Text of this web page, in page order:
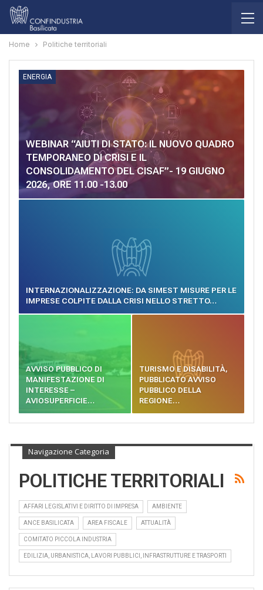
Home Politiche territoriali
ENERGIA
WEBINAR “AIUTI DI STATO: IL NUOVO QUADRO
TEMPORANEO DI CRISI E IL
CONSOLIDAMENTO DEL CISAF”- 19 GIUGNO
2026, ORE 11.00 -13.00
INTERNAZIONALIZZAZIONE: DA SIMEST MISURE PER LE
IMPRESE COLPITE DALLA CRISI NELLO STRETTO…
AVVISO PUBBLICO DI
MANIFESTAZIONE DI
INTERESSE –
AVIOSUPERFICIE…
TURISMO E DISABILITÀ,
PUBBLICATO AVVISO
PUBBLICO DELLA
REGIONE…
Navigazione Categoria
POLITICHE TERRITORIALI
AFFARI LEGISLATIVI E DIRITTO DI IMPRESA AMBIENTE
ANCE BASILICATA AREA FISCALE ATTUALITÀ
COMITATO PICCOLA INDUSTRIA
EDILIZIA, URBANISTICA, LAVORI PUBBLICI, INFRASTRUTTURE E TRASPORTI